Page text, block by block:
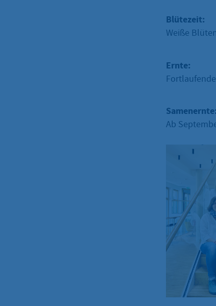
Blütezeit:
Weiße Blüten
Ernte:
Samenernte:
Ab